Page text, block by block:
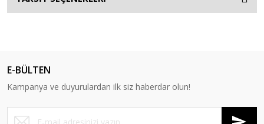
E-BÜLTEN
Kampanya ve duyurulardan ilk siz haberdar olun!